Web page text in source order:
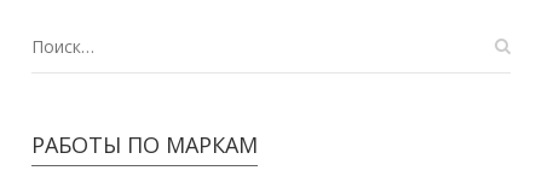
РАБОТЫ ПО МАРКАМ